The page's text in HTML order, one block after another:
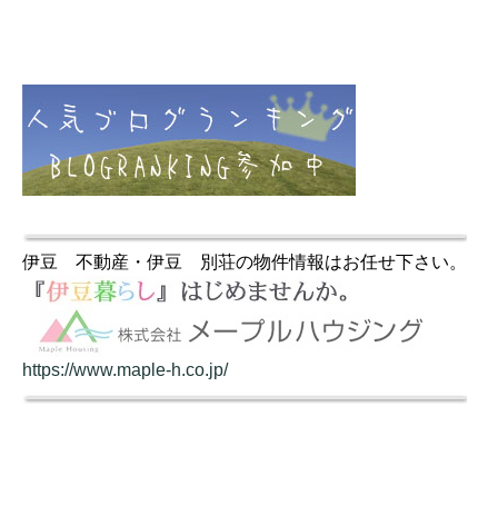
伊豆 不動産・伊豆 別荘の物件情報はお任せ下さい。
https://www.maple-h.co.jp/